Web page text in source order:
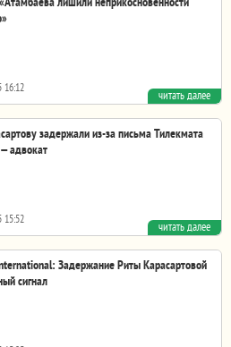
лишили неприкосновенности
16:12
Атамбаева, Сергей Слесарев во время
на заседании по Кой-Ташским...
читать далее
задержали из-за письма Тилекмата
адвокат
15:52
Бараков подтвердил в интервью
времени. Азия», что его подзащитную —...
читать далее
Задержание Риты Карасартовой
сигнал